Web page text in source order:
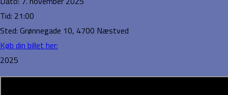
Tid: 21:00
Sted: Grønnegade 10, 4700 Næstved
Køb din billet her:
2025